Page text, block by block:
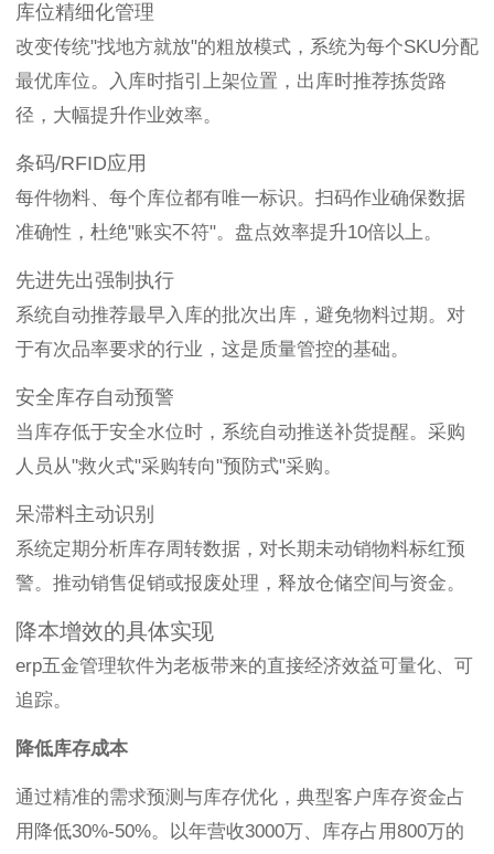
库位精细化管理
改变传统"找地方就放"的粗放模式，系统为每个SKU分配
最优库位。入库时指引上架位置，出库时推荐拣货路
径，大幅提升作业效率。
条码/RFID应用
每件物料、每个库位都有唯一标识。扫码作业确保数据
准确性，杜绝"账实不符"。盘点效率提升10倍以上。
先进先出强制执行
系统自动推荐最早入库的批次出库，避免物料过期。对
于有次品率要求的行业，这是质量管控的基础。
安全库存自动预警
当库存低于安全水位时，系统自动推送补货提醒。采购
人员从"救火式"采购转向"预防式"采购。
呆滞料主动识别
系统定期分析库存周转数据，对长期未动销物料标红预
警。推动销售促销或报废处理，释放仓储空间与资金。
降本增效的具体实现
erp五金管理软件为老板带来的直接经济效益可量化、可
追踪。
降低库存成本
通过精准的需求预测与库存优化，典型客户库存资金占
用降低30%-50%。以年营收3000万、库存占用800万的